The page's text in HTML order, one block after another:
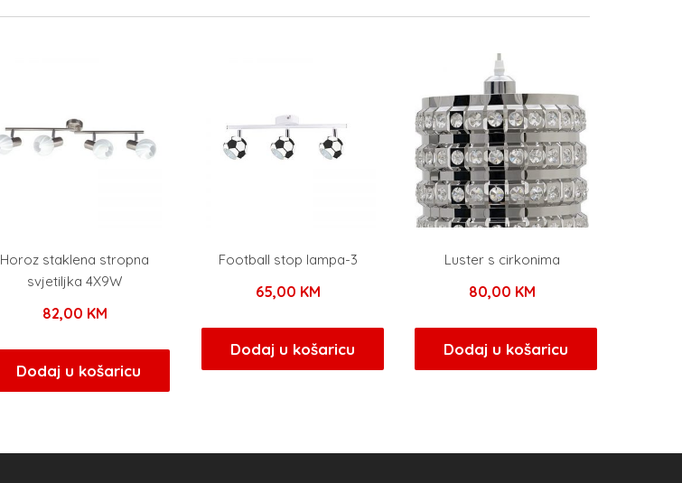
Horoz staklena stropna
svjetiljka 4X9W
82,00 KM
Dodaj u košaricu
Football stop lampa-3
65,00 KM
Dodaj u košaricu
Luster s cirkonima
80,00 KM
Dodaj u košaricu